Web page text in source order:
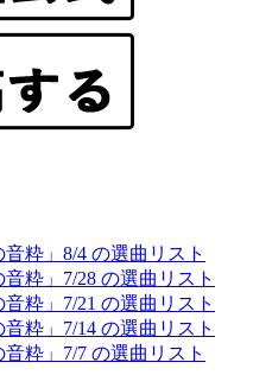
音粋」8/4 の選曲リスト
粋」7/28 の選曲リスト
粋」7/21 の選曲リスト
粋」7/14 の選曲リスト
音粋」7/7 の選曲リスト